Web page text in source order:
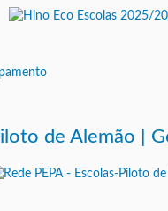
de Alemão |